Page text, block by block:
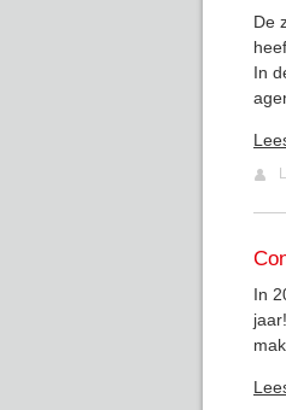
De
In
In